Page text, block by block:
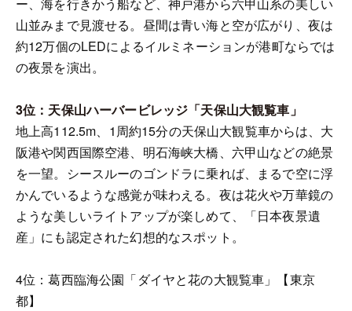
山並みまで見渡せる。昼間は青い海と空が広がり、夜は
約12万個のLEDによるイルミネーションが港町ならでは
の夜景を演出。
3位：天保山ハーバービレッジ「天保山大観覧車」
地上高112.5m、1周約15分の天保山大観覧車からは、大
阪港や関西国際空港、明石海峡大橋、六甲山などの絶景
を一望。シースルーのゴンドラに乗れば、まるで空に浮
かんでいるような感覚が味わえる。夜は花火や万華鏡の
ような美しいライトアップが楽しめて、「日本夜景遺
産」にも認定された幻想的なスポット。
4位：葛西臨海公園「ダイヤと花の大観覧車」【東京
都】